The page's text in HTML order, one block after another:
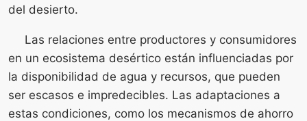
del desierto.
Las relaciones entre productores y consumidores
en un ecosistema desértico están influenciadas por
la disponibilidad de agua y recursos, que pueden
ser escasos e impredecibles. Las adaptaciones a
estas condiciones, como los mecanismos de ahorro